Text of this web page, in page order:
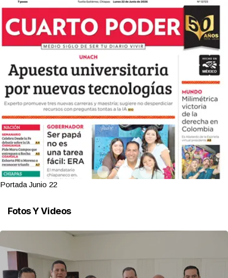
Portada Junio 22
Fotos Y Videos